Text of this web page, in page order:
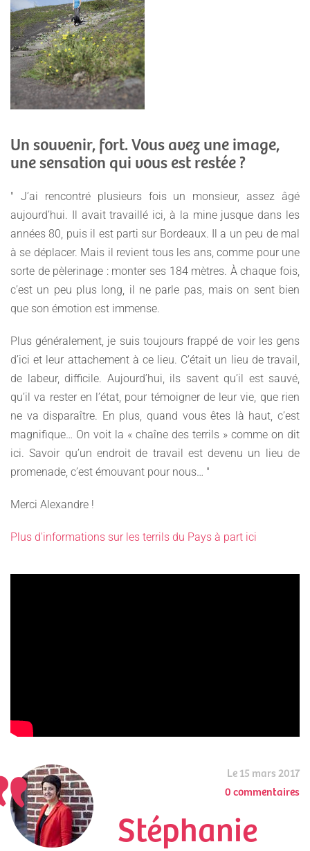
Un souvenir, fort. Vous avez une image,
une sensation qui vous est restée ?
" J’ai rencontré plusieurs fois un monsieur, assez âgé
aujourd’hui. Il avait travaillé ici, à la mine jusque dans les
années 80, puis il est parti sur Bordeaux. Il a un peu de mal
à se déplacer. Mais il revient tous les ans, comme pour une
sorte de pèlerinage : monter ses 184 mètres. À chaque fois,
c’est un peu plus long, il ne parle pas, mais on sent bien
que son émotion est immense.
Plus généralement, je suis toujours frappé de voir les gens
d’ici et leur attachement à ce lieu. C’était un lieu de travail,
de labeur, difficile. Aujourd’hui, ils savent qu’il est sauvé,
qu’il va rester en l’état, pour témoigner de leur vie, que rien
ne va disparaître. En plus, quand vous êtes là haut, c’est
magnifique… On voit la « chaîne des terrils » comme on dit
ici. Savoir qu’un endroit de travail est devenu un lieu de
promenade, c’est émouvant pour nous… "
Merci Alexandre !
Plus d'informations sur les terrils du Pays à part ici
Le 15 mars 2017
0 commentaires
Stéphanie